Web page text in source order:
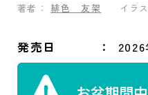
著者： 緋色 友架 イラ
発売日